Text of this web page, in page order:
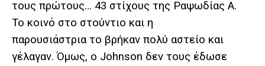
τους πρώτους… 43 στίχους της Ραψωδίας Α.
Το κοινό στο στούντιο και η
παρουσιάστρια το βρήκαν πολύ αστείο και
γέλαγαν. Όμως, ο Johnson δεν τους έδωσε